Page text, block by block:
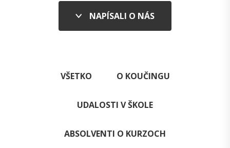
NAPÍSALI O NÁS
VŠETKO O KOUČINGU
UDALOSTI V ŠKOLE
ABSOLVENTI O KURZOCH